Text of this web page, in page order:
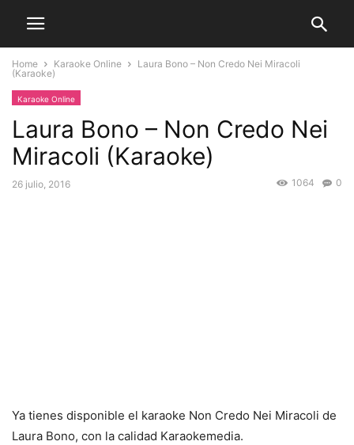
Home Karaoke Online
Laura Bono – Non Credo Nei Miracoli
(Karaoke)
Karaoke Online
Laura Bono – Non Credo Nei
Miracoli (Karaoke)
26 julio, 2016 0
1064
Ya tienes disponible el karaoke Non Credo Nei Miracoli de
Laura Bono, con la calidad Karaokemedia.